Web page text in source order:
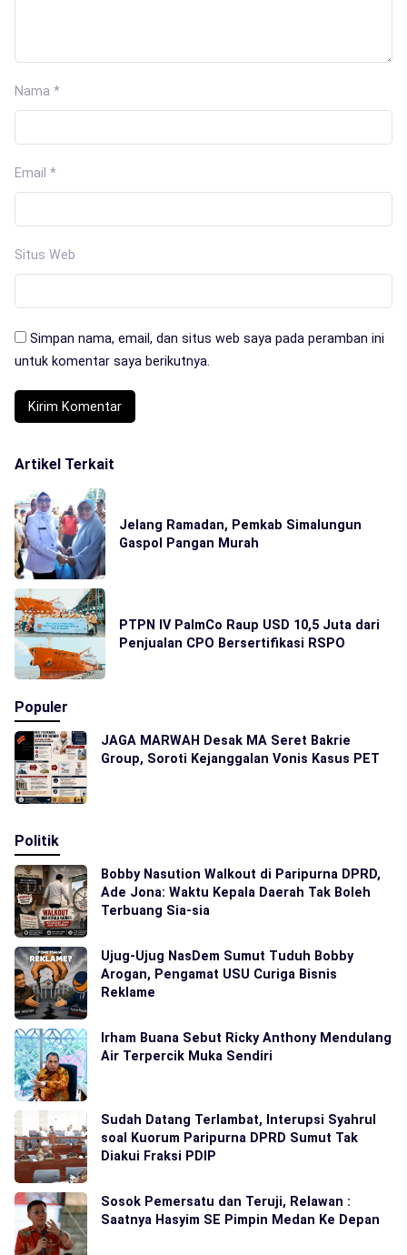
Nama *
Email *
Situs Web
Simpan nama, email, dan situs web saya pada peramban ini
untuk komentar saya berikutnya.
Artikel Terkait
Jelang Ramadan, Pemkab Simalungun
Gaspol Pangan Murah
PTPN IV PalmCo Raup USD 10,5 Juta dari
Penjualan CPO Bersertifikasi RSPO
Populer
JAGA MARWAH Desak MA Seret Bakrie
Group, Soroti Kejanggalan Vonis Kasus PET
Politik
Bobby Nasution Walkout di Paripurna DPRD,
Ade Jona: Waktu Kepala Daerah Tak Boleh
Terbuang Sia-sia
Ujug-Ujug NasDem Sumut Tuduh Bobby
Arogan, Pengamat USU Curiga Bisnis
Reklame
Irham Buana Sebut Ricky Anthony Mendulang
Air Terpercik Muka Sendiri
Sudah Datang Terlambat, Interupsi Syahrul
soal Kuorum Paripurna DPRD Sumut Tak
Diakui Fraksi PDIP
Sosok Pemersatu dan Teruji, Relawan :
Saatnya Hasyim SE Pimpin Medan Ke Depan